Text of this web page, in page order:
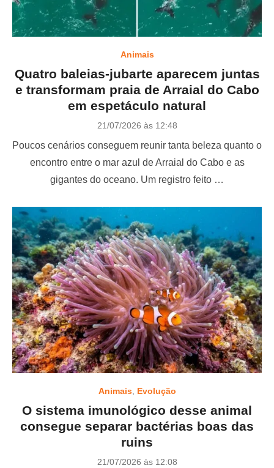
Animais
Quatro baleias-jubarte aparecem juntas
e transformam praia de Arraial do Cabo
em espetáculo natural
P
s
e
d
21/07/2026 às 12:48
Poucos cenários conseguem reunir tanta beleza quanto o
encontro entre o mar azul de Arraial do Cabo e as
gigantes do oceano. Um registro feito …
Animais, Evolução
O sistema imunológico desse animal
consegue separar bactérias boas das
ruins
P
21/07/2026 às 12:08